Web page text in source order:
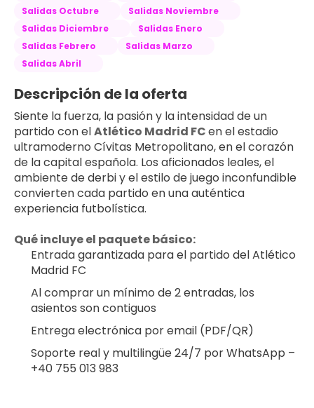
Salidas Octubre
Salidas Noviembre
Salidas Diciembre
Salidas Enero
Salidas Febrero
Salidas Marzo
Salidas Abril
Descripción de la oferta
Siente la fuerza, la pasión y la intensidad de un
partido con el Atlético Madrid FC en el estadio
ultramoderno Cívitas Metropolitano, en el corazón
de la capital española. Los aficionados leales, el
ambiente de derbi y el estilo de juego inconfundible
convierten cada partido en una auténtica
experiencia futbolística.
Qué incluye el paquete básico:
Entrada garantizada para el partido del Atlético
Madrid FC
Al comprar un mínimo de 2 entradas, los
asientos son contiguos
Entrega electrónica por email (PDF/QR)
Soporte real y multilingüe 24/7 por WhatsApp –
+40 755 013 983